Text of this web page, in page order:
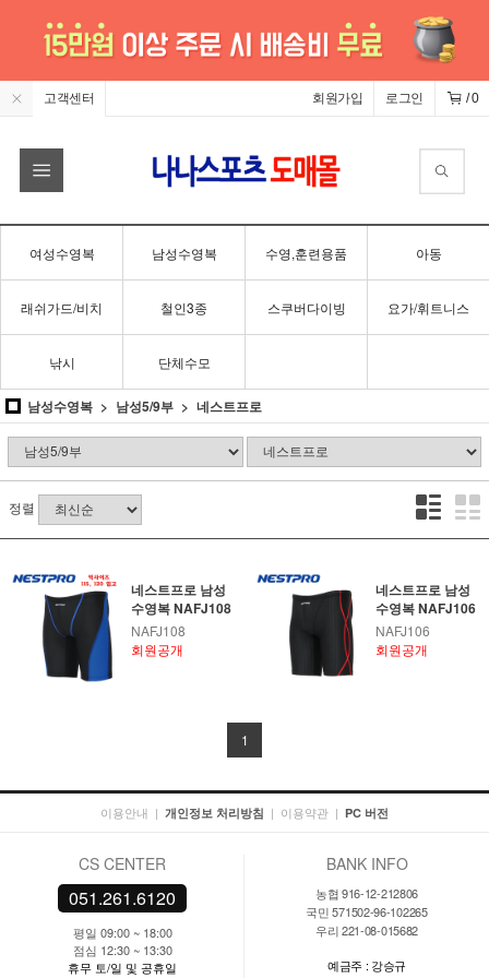
고객센터 /0
로그인
회원가입
여성수영복 남성수영복 수영,훈련용품 아동
래쉬가드/비치 철인3종 스쿠버다이빙 요가/휘트니스
낚시 단체수모
남성수영복 남성5/9부 네스트프로
정렬
네스트프로 남성
수영복 NAFJ108
NAFJ108
회원공개
네스트프로 남성
수영복 NAFJ106
NAFJ106
회원공개
1
이용안내 | 개인정보 처리방침 | 이용약관 | PC 버전
CS CENTER
051.261.6120
평일 09:00 ~ 18:00
점심 12:30 ~ 13:30
휴무 토/일 및 공휴일
BANK INFO
농협 916-12-212806
국민 571502-96-102265
우리 221-08-015682
예금주 : 강승규